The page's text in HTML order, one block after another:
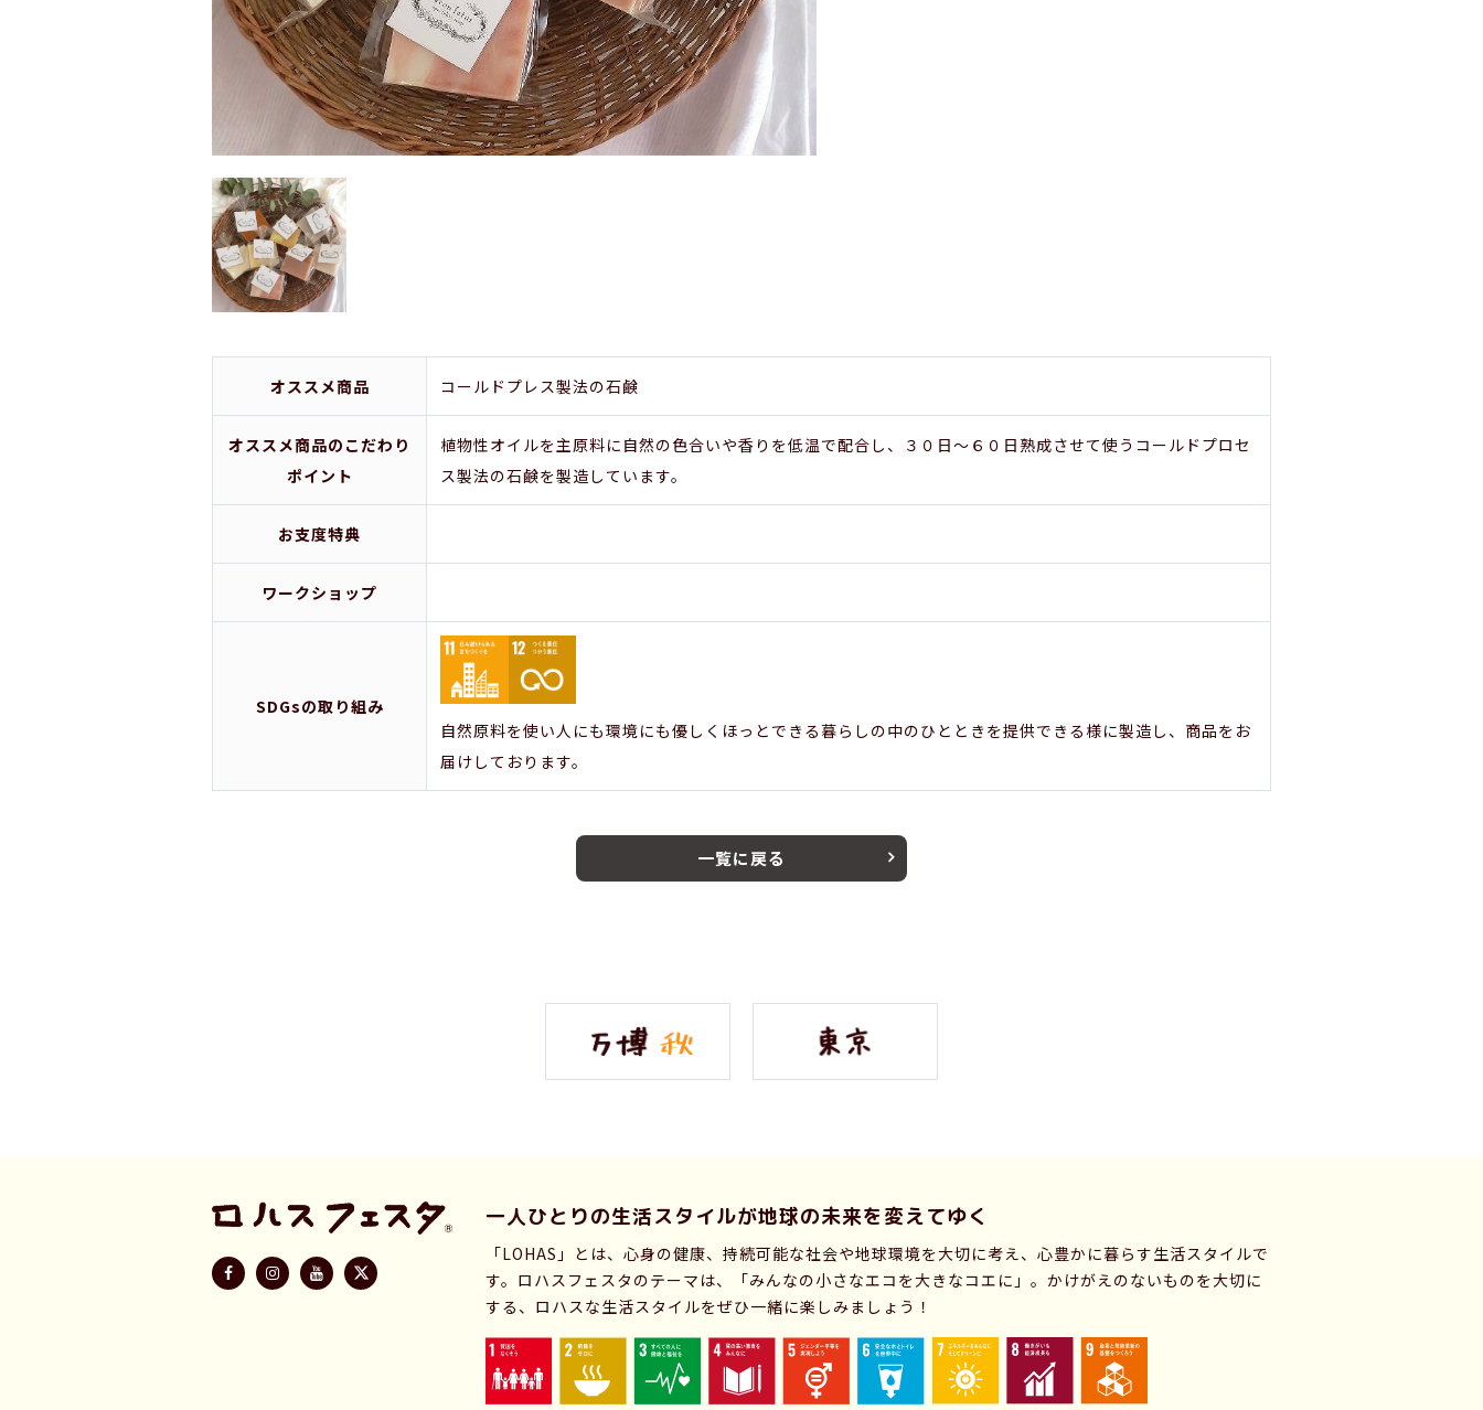
オススメ商品 コールドプレス製法の石鹸
オススメ商品のこだわり
ポイント
植物性オイルを主原料に自然の色合いや香りを低温で配合し、３０日～６０日熟成させて使うコールドプロセ
ス製法の石鹸を製造しています。
お支度特典
ワークショップ
SDGsの取り組み
自然原料を使い人にも環境にも優しくほっとできる暮らしの中のひとときを提供できる様に製造し、商品をお
届けしております。
一覧に戻る
一人ひとりの生活スタイルが地球の未来を変えてゆく
「LOHAS」とは、心身の健康、持続可能な社会や地球環境を大切に考え、心豊かに暮らす生活スタイルで
す。ロハスフェスタのテーマは、「みんなの小さなエコを大きなコエに」。かけがえのないものを大切に
する、ロハスな生活スタイルをぜひ一緒に楽しみましょう！